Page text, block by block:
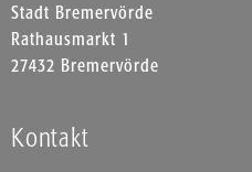
Stadt Bremervörde
Rathausmarkt 1
27432 Bremervörde
Kontakt